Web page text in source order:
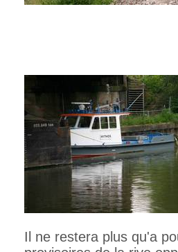
Il ne restera plus qu'a